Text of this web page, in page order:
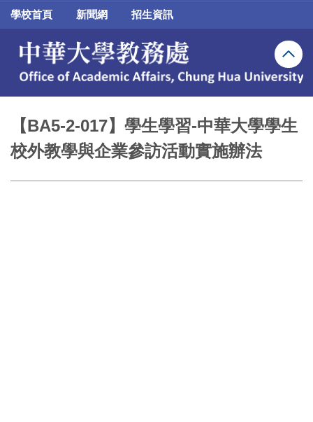
跳
區
學校首頁 新聞網 招生資訊
【BA5-2-017】學生學習-中華大學學生
校外教學與企業參訪活動實施辦法